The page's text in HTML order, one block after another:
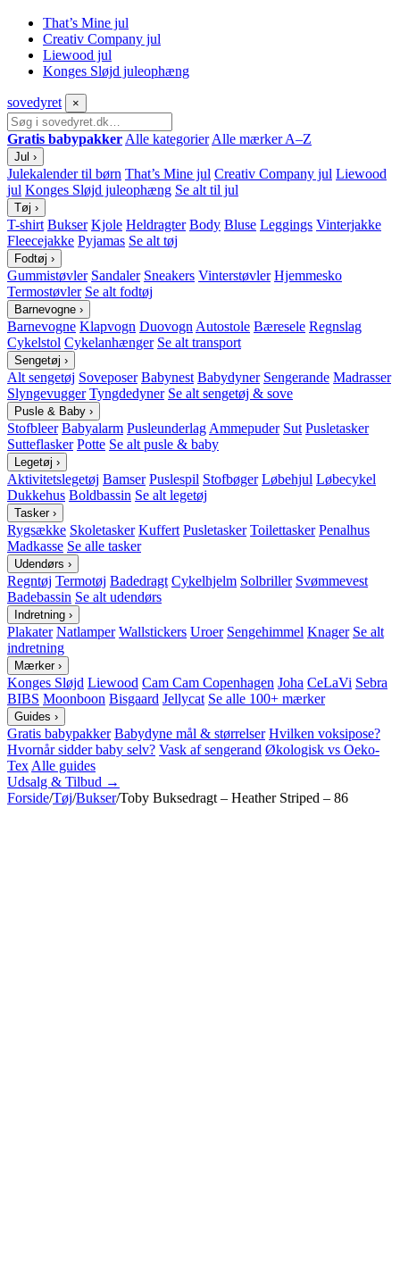
That’s Mine jul
Creativ Company jul
Liewood jul
Konges Sløjd juleophæng
sovedyret ×
Gratis babypakker Alle kategorier Alle mærker A–Z
Jul ›
Julekalender til børn That’s Mine jul Creativ Company jul Liewood
jul Konges Sløjd juleophæng Se alt til jul
Tøj ›
T-shirt Bukser Kjole Heldragter Body Bluse Leggings Vinterjakke
Fleecejakke Pyjamas Se alt tøj
Fodtøj ›
Gummistøvler Sandaler Sneakers Vinterstøvler Hjemmesko
Termostøvler Se alt fodtøj
Barnevogne ›
Barnevogne Klapvogn Duovogn Autostole Bæresele Regnslag
Cykelstol Cykelanhænger Se alt transport
Sengetøj ›
Alt sengetøj Soveposer Babynest Babydyner Sengerande Madrasser
Slyngevugger Tyngdedyner Se alt sengetøj & sove
Pusle & Baby ›
Stofbleer Babyalarm Pusleunderlag Ammepuder Sut Pusletasker
Sutteflasker Potte Se alt pusle & baby
Legetøj ›
Aktivitetslegetøj Bamser Puslespil Stofbøger Løbehjul Løbecykel
Dukkehus Boldbassin Se alt legetøj
Tasker ›
Rygsække Skoletasker Kuffert Pusletasker Toilettasker Penalhus
Madkasse Se alle tasker
Udendørs ›
Regntøj Termotøj Badedragt Cykelhjelm Solbriller Svømmevest
Badebassin Se alt udendørs
Indretning ›
Plakater Natlamper Wallstickers Uroer Sengehimmel Knager Se alt
indretning
Mærker ›
Konges Sløjd Liewood Cam Cam Copenhagen Joha CeLaVi Sebra
BIBS Moonboon Bisgaard Jellycat Se alle 100+ mærker
Guides ›
Gratis babypakker Babydyne mål & størrelser Hvilken voksipose?
Hvornår sidder baby selv? Vask af sengerand Økologisk vs Oeko-
Tex Alle guides
Udsalg & Tilbud →
Forside/Tøj/Bukser/Toby Buksedragt – Heather Striped – 86